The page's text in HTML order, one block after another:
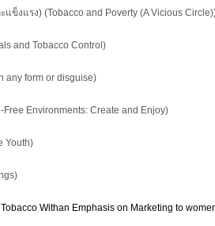
ข็งแรง) (Tobacco and Poverty (A Vicious
and Tobacco Control)
form or disguise)
Environments: Create and Enjoy)
Youth)
Withan Emphasis on Marketing to